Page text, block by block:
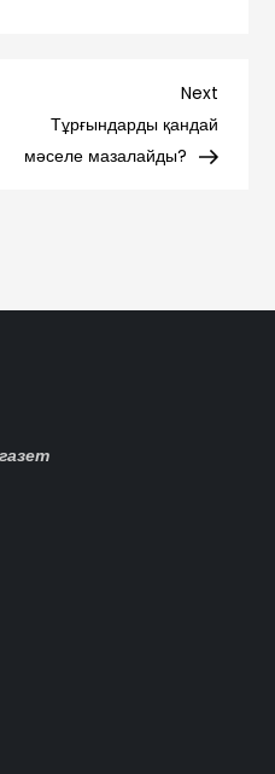
Next
Post
Next
Тұрғындарды қандай
мәселе мазалайды?